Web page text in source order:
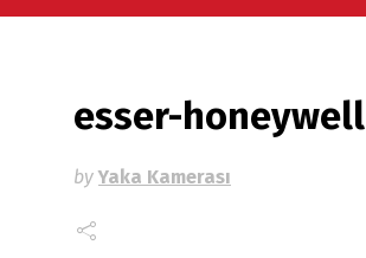
esser-honeywell
by Yaka Kamerası